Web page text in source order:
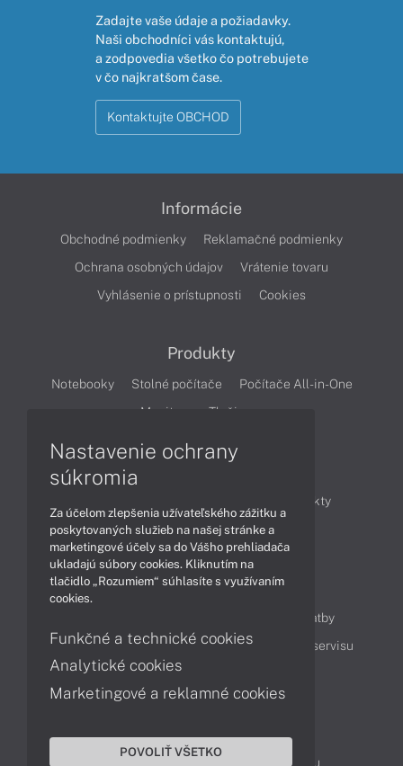
Zadajte vaše údaje a požiadavky.
Naši obchodníci vás kontaktujú,
a zodpovedia všetko čo potrebujete
v čo najkratšom čase.
Kontaktujte OBCHOD
Informácie
Obchodné podmienky
Reklamačné podmienky
Ochrana osobných údajov
Vrátenie tovaru
Vyhlásenie o prístupnosti
Cookies
Produkty
Notebooky Stolné počítače
Počítače All-in-One
Monitory
Tlačiarne
Produkty
Technológie
Videá
Obsah
Možnosti doručenia a platby
Podpora a servis
Servisné služby Cenník servisu
Kontakty
043 4224 771
Obchodné oddelenie
Reklamácia tovaru
Nastavenie ochrany
súkromia
Za účelom zlepšenia užívateľského zážitku a
poskytovaných služieb na našej stránke a
marketingové účely sa do Vášho prehliadača
ukladajú súbory cookies. Kliknutím na
tlačidlo „Rozumiem“ súhlasíte s využívaním
cookies.
Funkčné a technické cookies
Analytické cookies
Marketingové a reklamné cookies
POVOLIŤ VŠETKO